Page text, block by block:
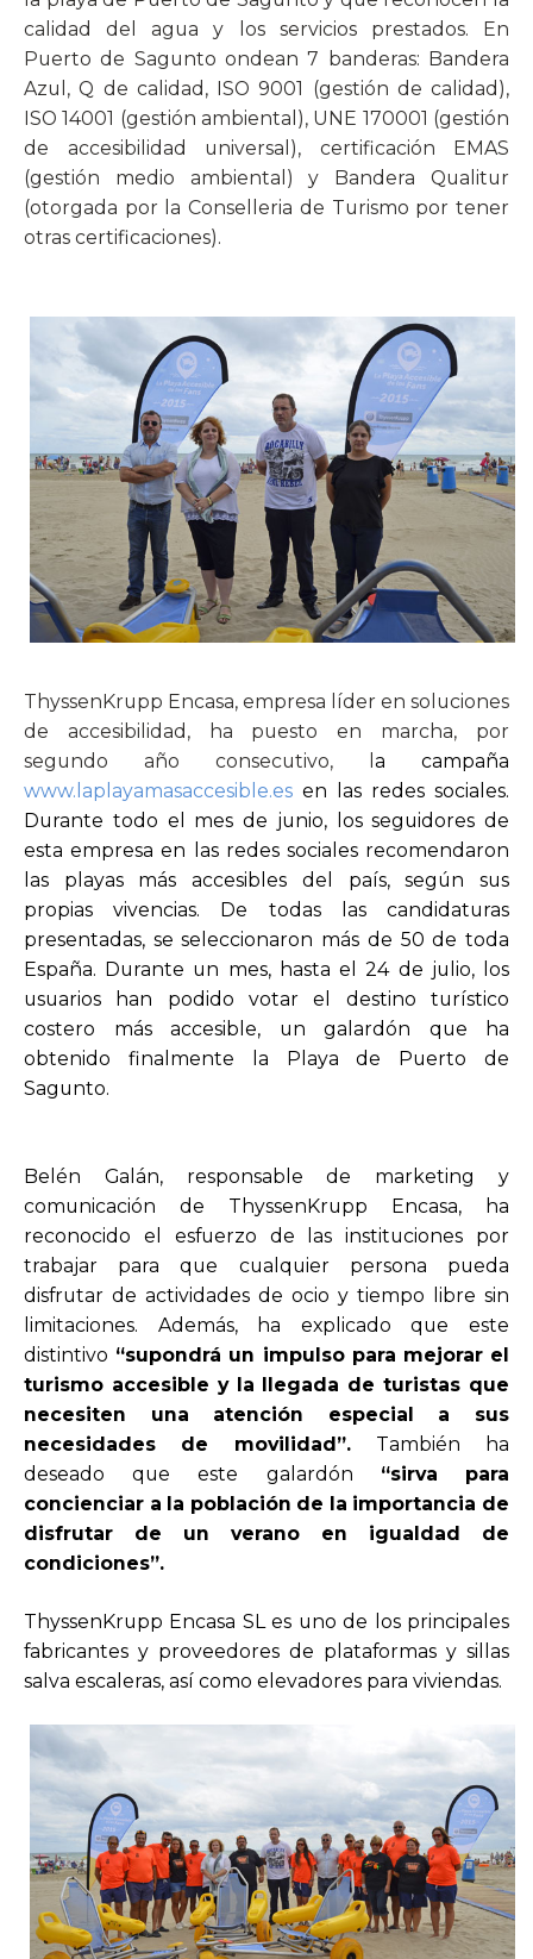
calidad del agua y los servicios prestados. En
Puerto de Sagunto ondean 7 banderas: Bandera
Azul, Q de calidad, ISO 9001 (gestión de calidad),
ISO 14001 (gestión ambiental), UNE 170001 (gestión
de accesibilidad universal), certificación EMAS
(gestión medio ambiental) y Bandera Qualitur
(otorgada por la Conselleria de Turismo por tener
otras certificaciones).
ThyssenKrupp Encasa, empresa líder en soluciones
de accesibilidad, ha puesto en marcha, por
segundo año consecutivo, l a campaña
www.laplayamasaccesible.es en las redes sociales.
Durante todo el mes de junio, los seguidores de
esta empresa en las redes sociales recomendaron
las playas más accesibles del país, según sus
propias vivencias. De todas las candidaturas
presentadas, se seleccionaron más de 50 de toda
España. Durante un mes, hasta el 24 de julio, los
usuarios han podido votar el destino turístico
costero más accesible, un galardón que ha
obtenido finalmente la Playa de Puerto de
Sagunto.
Belén Galán, responsable de marketing y
comunicación de ThyssenKrupp Encasa, ha
reconocido el esfuerzo de las instituciones por
trabajar para que cualquier persona pueda
disfrutar de actividades de ocio y tiempo libre sin
limitaciones. Además, ha explicado que este
distintivo “supondrá un impulso para mejorar el
turismo accesible y la llegada de turistas que
necesiten una atención especial a sus
necesidades de movilidad”.También ha
deseado que este galardón “sirva para
concienciar a la población de la importancia de
disfrutar de un verano en igualdad de
condiciones”.
ThyssenKrupp Encasa SL es uno de los principales
fabricantes y proveedores de plataformas y sillas
salva escaleras, así como elevadores para viviendas.